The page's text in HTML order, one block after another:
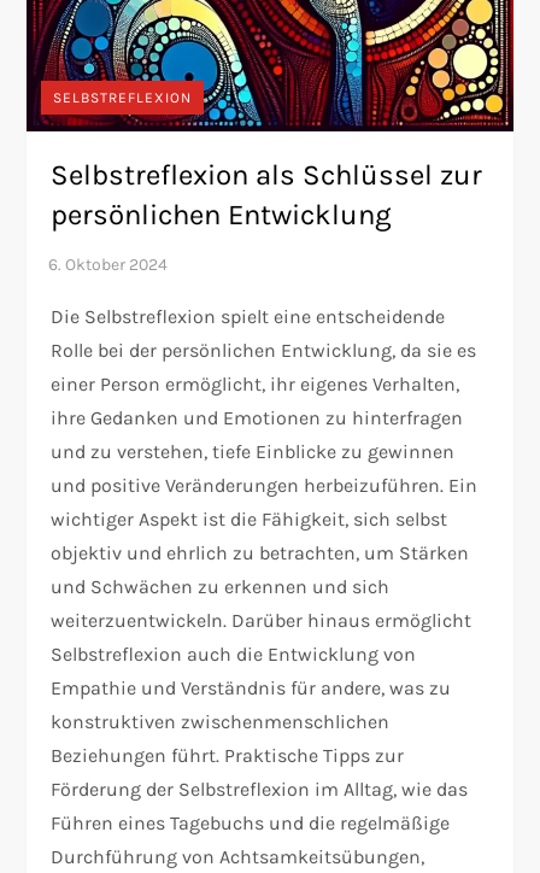
SELBSTREFLEXION
Selbstreflexion als Schlüssel zur
persönlichen Entwicklung
Die Selbstreflexion spielt eine entscheidende
Rolle bei der persönlichen Entwicklung, da sie es
einer Person ermöglicht, ihr eigenes Verhalten,
ihre Gedanken und Emotionen zu hinterfragen
und zu verstehen, tiefe Einblicke zu gewinnen
und positive Veränderungen herbeizuführen. Ein
wichtiger Aspekt ist die Fähigkeit, sich selbst
objektiv und ehrlich zu betrachten, um Stärken
und Schwächen zu erkennen und sich
weiterzuentwickeln. Darüber hinaus ermöglicht
Selbstreflexion auch die Entwicklung von
Empathie und Verständnis für andere, was zu
konstruktiven zwischenmenschlichen
Beziehungen führt. Praktische Tipps zur
Förderung der Selbstreflexion im Alltag, wie das
Führen eines Tagebuchs und die regelmäßige
Durchführung von Achtsamkeitsübungen,